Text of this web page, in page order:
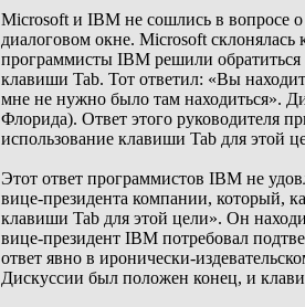
Microsoft и IBM не сошлись в вопросе
диалоговом окне. Microsoft
программисты IBM решили
клавиши Tab. Тот ответил: «Вы
мне не нужно было там находиться».
Флорида). Ответ этого руководителя
использование клавиши Tab для этой
Этот ответ программистов IBM не
вице-президента компании, который,
клавиши Tab для этой цели». Он
вице-президент IBM потребовал
ответ явно в иронически-
Дискуссии был положен конец, и